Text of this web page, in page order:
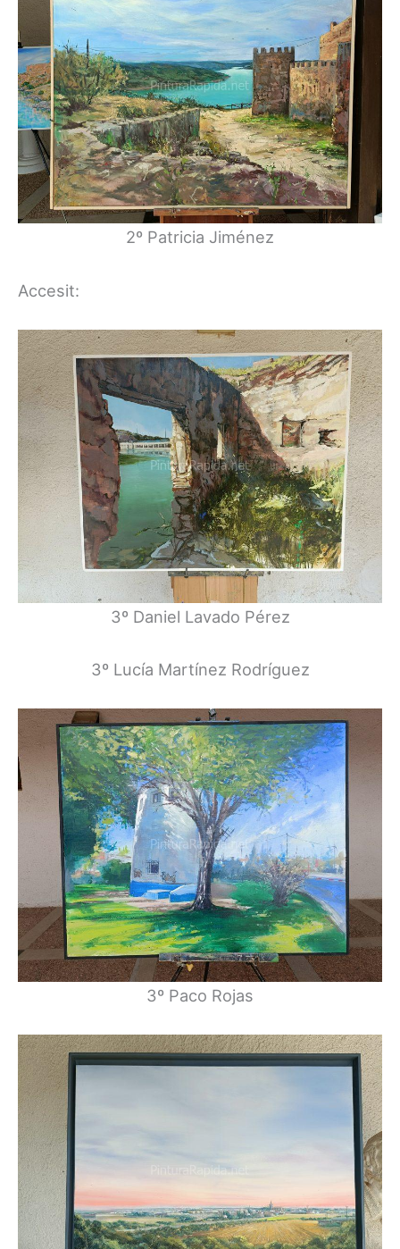
2º Patricia Jiménez
Accesit:
3º Daniel Lavado Pérez
3º Lucía Martínez Rodríguez
3º Paco Rojas